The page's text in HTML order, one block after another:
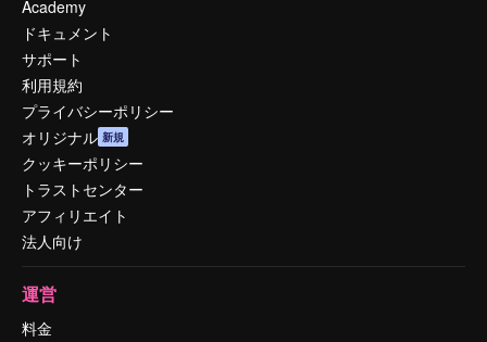
Academy
ドキュメント
サポート
利用規約
プライバシーポリシー
オリジナル 新規
クッキーポリシー
トラストセンター
アフィリエイト
法人向け
運営
料金